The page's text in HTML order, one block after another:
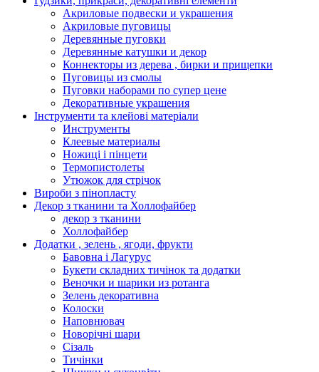
Акриловые подвески и украшения
Акриловые пуговицы
Деревянные пуговки
Деревянные катушки и декор
Коннекторы из дерева , бирки и прищепки
Пуговицы из смолы
Пуговки наборами по супер цене
Декоративные украшения
Інструменти та клейові матеріали
Инструменты
Клеевые материалы
Ножиці і пінцети
Термопистолеты
Утюжок для стрічок
Вироби з пінопласту
Декор з тканини та Холлофайбер
декор з тканини
Холлофайбер
Додатки , зелень , ягоди, фрукти
Бавовна і Лагурус
Букети складних тичінок та додатки
Веночки и шарики из ротанга
Зелень декоративна
Колоски
Наповнювач
Новорічні шари
Сізаль
Тичінки